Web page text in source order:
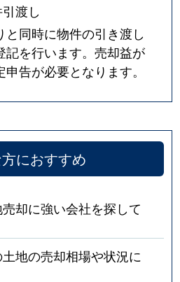
渡し
同時に物件の引き渡し
記を行います。売却益が
告が必要となります。
におすすめ
却に強い会社を探して
地の売却相場や状況に